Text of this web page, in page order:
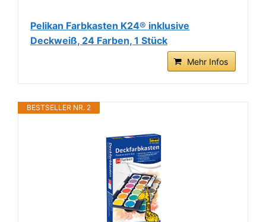
Pelikan Farbkasten K24® inklusive
Deckweiß, 24 Farben, 1 Stück
Mehr Infos
BESTSELLER NR. 2